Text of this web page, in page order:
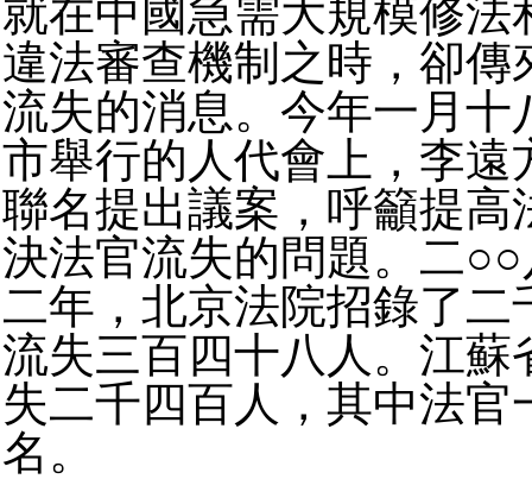
就在中國急需大規模修法
違法審查機制之時，卻傳
流失的消息。今年一月十
市舉行的人代會上，李遠
聯名提出議案，呼籲提高
決法官流失的問題。二
二年，北京法院招錄了二
流失三百四十八人。江蘇
失二千四百人，其中法官
名。